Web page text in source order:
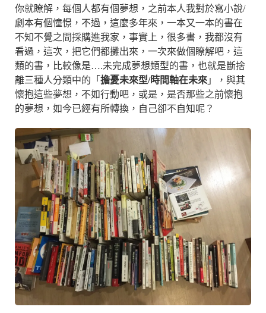
你就瞭解，每個人都有個夢想，之前本人我對於寫小說/
劇本有個憧憬，不過，這麼多年來，一本又一本的書在
不知不覺之間採購進我家，事實上，很多書，我都沒有
看過，這次，把它們都攤出來，一次來做個瞭解吧，這
類的書，比較像是….未完成夢想類型的書，也就是斷捨
離三種人分類中的「 擔憂未來型/時間軸在未來 」，與其
懷抱這些夢想，不如行動吧，或是，是否那些之前懷抱
的夢想，如今已經有所轉換，自己卻不自知呢？